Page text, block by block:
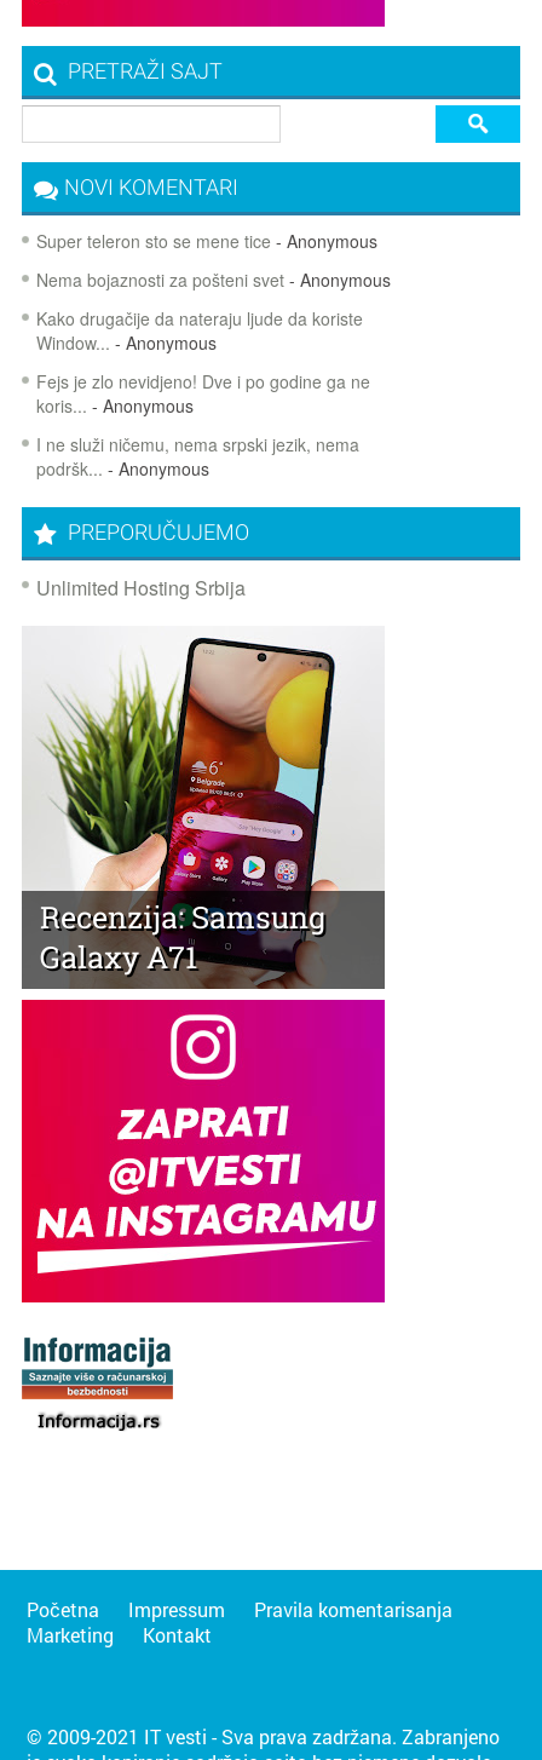
PRETRAŽI SAJT
NOVI KOMENTARI
Super teleron sto se mene tice - Anonymous
Nema bojaznosti za pošteni svet- Anonymous
Kako drugačije da nateraju ljude da koriste
Window... - Anonymous
Fejs je zlo nevidjeno! Dve i po godine ga ne
koris... - Anonymous
I ne služi ničemu, nema srpski jezik, nema
podršk... - Anonymous
PREPORUČUJEMO
Unlimited Hosting Srbija
Recenzija: Samsung
Galaxy A71
Početna Impressum
Pravila komentarisanja
Marketing
Kontakt
© 2009-2021 IT vesti - Sva prava zadržana. Zabranjeno